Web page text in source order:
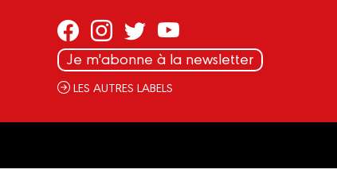
Je m'abonne à la newsletter
LES AUTRES LABELS